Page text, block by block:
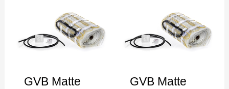
GVB Matte
GVB Matte